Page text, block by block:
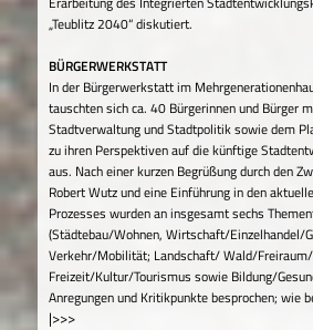
„Teublitz 2040“ diskutiert.
BÜRGERWERKSTATT
In der Bürgerwerkstatt im
tauschten sich ca. 40 Bürgerinnen und Bürger
Stadtverwaltung und Stadtpolitik sowie dem
zu ihren Perspektiven auf die künftige
aus. Nach einer kurzen Begrüßung durch den
Robert Wutz und eine Einführung in den
Prozesses wurden an insgesamt sechs
(Städtebau/Wohnen, Wirtschaft/Einzelhandel/
Verkehr/Mobilität; Landschaft/ Wald/
Freizeit/Kultur/Tourismus sowie Bildung/
Anregungen und Kritikpunkte besprochen; wie
|>>>